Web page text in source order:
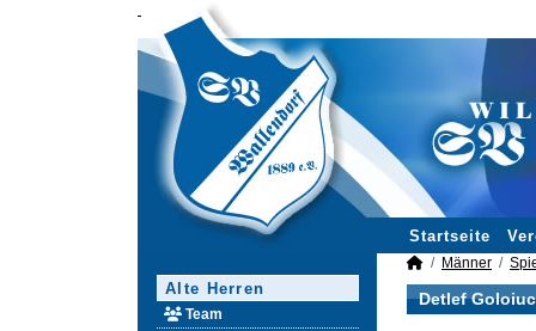
Startseite
Alte Herren
Team
Männer
Detlef